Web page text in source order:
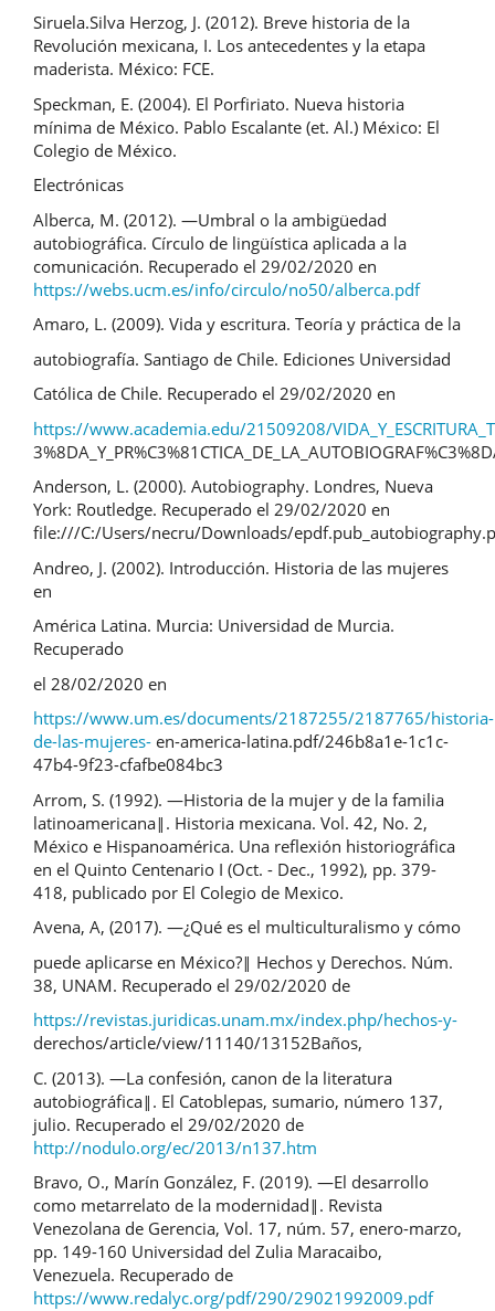
Siruela.Silva Herzog, J. (2012). Breve historia de la
Revolución mexicana, I. Los antecedentes y la etapa
maderista. México: FCE.
Speckman, E. (2004). El Porfiriato. Nueva historia
mínima de México. Pablo Escalante (et. Al.) México: El
Colegio de México.
Electrónicas
Alberca, M. (2012). ―Umbral o la ambigüedad
autobiográfica. Círculo de lingüística aplicada a la
comunicación. Recuperado el 29/02/2020 en
https://webs.ucm.es/info/circulo/no50/alberca.pdf
Amaro, L. (2009). Vida y escritura. Teoría y práctica de la
autobiografía. Santiago de Chile. Ediciones Universidad
Católica de Chile. Recuperado el 29/02/2020 en
https://www.academia.edu/21509208/
Anderson, L. (2000). Autobiography. Londres, Nueva
York: Routledge. Recuperado el 29/02/2020 en
file:///C:/Users/necru/Downloads/
Andreo, J. (2002). Introducción. Historia de las mujeres
en
América Latina. Murcia: Universidad de Murcia.
Recuperado
el 28/02/2020 en
https://www.um.es/documents/2187255/2187765/historia-
de-las-mujeres- en-america-latina.pdf/246b8a1e-1c1c-
47b4-9f23-cfafbe084bc3
Arrom, S. (1992). ―Historia de la mujer y de la familia
latinoamericana‖. Historia mexicana. Vol. 42, No. 2,
México e Hispanoamérica. Una reflexión historiográfica
en el Quinto Centenario I (Oct. - Dec., 1992), pp. 379-
418, publicado por El Colegio de Mexico.
Avena, A, (2017). ―¿Qué es el multiculturalismo y cómo
puede aplicarse en México?‖ Hechos y Derechos. Núm.
38, UNAM. Recuperado el 29/02/2020 de
https://revistas.juridicas.unam.mx/index.php/hechos-y-
derechos/article/view/11140/13152Baños,
C. (2013). ―La confesión, canon de la literatura
autobiográfica‖. El Catoblepas, sumario, número 137,
julio. Recuperado el 29/02/2020 de
http://nodulo.org/ec/2013/n137.htm
Bravo, O., Marín González, F. (2019). ―El desarrollo
como metarrelato de la modernidad‖. Revista
Venezolana de Gerencia, Vol. 17, núm. 57, enero-marzo,
pp. 149-160 Universidad del Zulia Maracaibo,
Venezuela. Recuperado de
https://www.redalyc.org/pdf/290/29021992009.pdf